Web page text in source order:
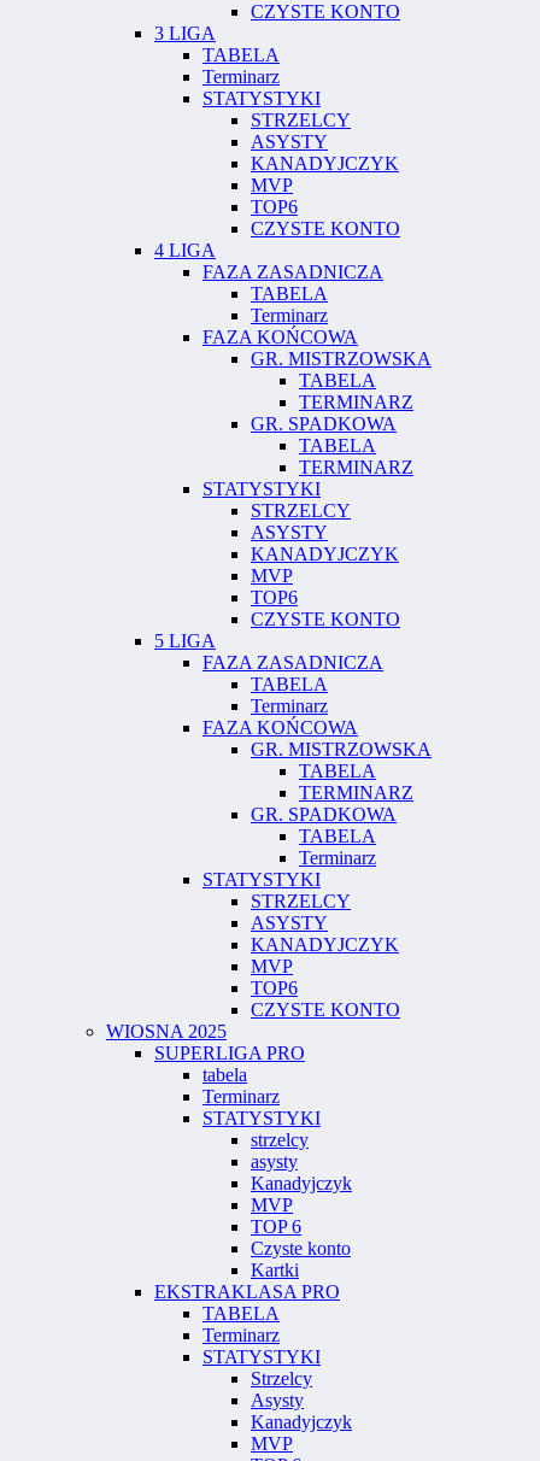
CZYSTE KONTO
3 LIGA
TABELA
Terminarz
STATYSTYKI
STRZELCY
ASYSTY
KANADYJCZYK
MVP
TOP6
CZYSTE KONTO
4 LIGA
FAZA ZASADNICZA
TABELA
Terminarz
FAZA KOŃCOWA
GR. MISTRZOWSKA
TABELA
TERMINARZ
GR. SPADKOWA
TABELA
TERMINARZ
STATYSTYKI
STRZELCY
ASYSTY
KANADYJCZYK
MVP
TOP6
CZYSTE KONTO
5 LIGA
FAZA ZASADNICZA
TABELA
Terminarz
FAZA KOŃCOWA
GR. MISTRZOWSKA
TABELA
TERMINARZ
GR. SPADKOWA
TABELA
Terminarz
STATYSTYKI
STRZELCY
ASYSTY
KANADYJCZYK
MVP
TOP6
CZYSTE KONTO
WIOSNA 2025
SUPERLIGA PRO
tabela
Terminarz
STATYSTYKI
strzelcy
asysty
Kanadyjczyk
MVP
TOP 6
Czyste konto
Kartki
EKSTRAKLASA PRO
TABELA
Terminarz
STATYSTYKI
Strzelcy
Asysty
Kanadyjczyk
MVP